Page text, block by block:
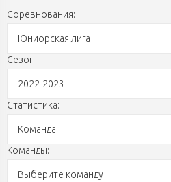
Соревнования:
Юниорская лига
Сезон:
2022-2023
Статистика:
Команда
Команды:
Выберите команду